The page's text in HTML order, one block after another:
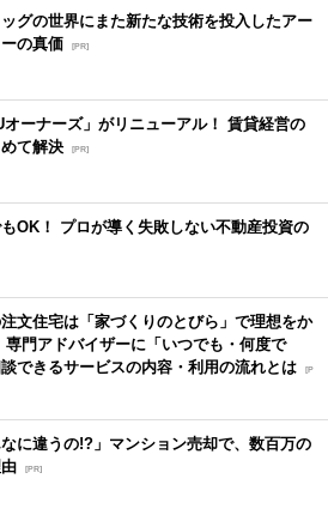
ッグの世界にまた新たな技術を投入したアー
ーの真価 [PR]
オーナーズ」がリニューアル！ 賃貸経営の
て解決 [PR]
OK！ プロが導く失敗しない不動産投資の
文住宅は「家づくりのとびら」で理想をか
専門アドバイザーに「いつでも・何度で
できるサービスの内容・利用の流れとは [P
なに違うの!?」マンション売却で、数百万の
[PR]